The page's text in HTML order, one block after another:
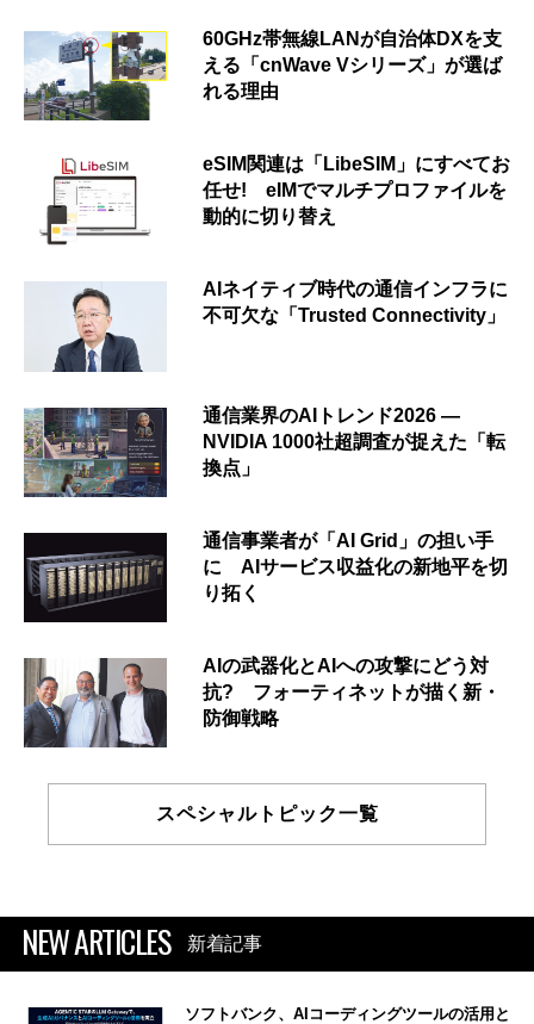
60GHz帯無線LANが自治体DXを支
える「cnWave Vシリーズ」が選ば
れる理由
eSIM関連は「LibeSIM」にすべてお
任せ! eIMでマルチプロファイルを
動的に切り替え
AIネイティブ時代の通信インフラに
不可欠な「Trusted Connectivity」
通信業界のAIトレンド2026 ―
NVIDIA 1000社超調査が捉えた「転
換点」
通信事業者が「AI Grid」の担い手
に AIサービス収益化の新地平を切
り拓く
AIの武器化とAIへの攻撃にどう対
抗? フォーティネットが描く新・
防御戦略
スペシャルトピック一覧
NEW ARTICLES 新着記事
ソフトバンク、AIコーディングツールの活用と